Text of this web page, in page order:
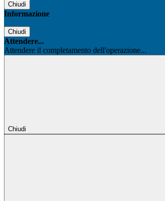
Chiudi
Informazione
Chiudi
Attendere...
Attendere il completamento dell'operazione...
Chiudi